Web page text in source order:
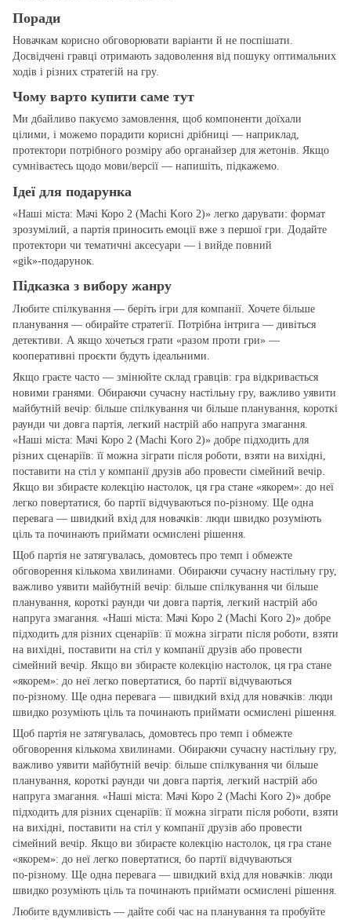
Поради
Новачкам корисно обговорювати варіанти й не поспішати.
Досвідчені гравці отримають задоволення від пошуку оптимальних
ходів і різних стратегій на гру.
Чому варто купити саме тут
Ми дбайливо пакуємо замовлення, щоб компоненти доїхали
цілими, і можемо порадити корисні дрібниці — наприклад,
протектори потрібного розміру або органайзер для жетонів. Якщо
сумніваєтесь щодо мови/версії — напишіть, підкажемо.
Ідеї для подарунка
«Наші міста: Мачі Коро 2 (Machi Koro 2)» легко дарувати: формат
зрозумілий, а партія приносить емоції вже з першої гри. Додайте
протектори чи тематичні аксесуари — і вийде повний
«gіk»‑подарунок.
Підказка з вибору жанру
Любите спілкування — беріть ігри для компанії. Хочете більше
планування — обирайте стратегії. Потрібна інтрига — дивіться
детективи. А якщо хочеться грати «разом проти гри» —
кооперативні проєкти будуть ідеальними.
Якщо граєте часто — змінюйте склад гравців: гра відкривається
новими гранями. Обираючи сучасну настільну гру, важливо уявити
майбутній вечір: більше спілкування чи більше планування, короткі
раунди чи довга партія, легкий настрій або напруга змагання.
«Наші міста: Мачі Коро 2 (Machi Koro 2)» добре підходить для
різних сценаріїв: її можна зіграти після роботи, взяти на вихідні,
поставити на стіл у компанії друзів або провести сімейний вечір.
Якщо ви збираєте колекцію настолок, ця гра стане «якорем»: до неї
легко повертатися, бо партії відчуваються по‑різному. Ще одна
перевага — швидкий вхід для новачків: люди швидко розуміють
ціль та починають приймати осмислені рішення.
Щоб партія не затягувалась, домовтесь про темп і обмежте
обговорення кількома хвилинами. Обираючи сучасну настільну гру,
важливо уявити майбутній вечір: більше спілкування чи більше
планування, короткі раунди чи довга партія, легкий настрій або
напруга змагання. «Наші міста: Мачі Коро 2 (Machi Koro 2)» добре
підходить для різних сценаріїв: її можна зіграти після роботи, взяти
на вихідні, поставити на стіл у компанії друзів або провести
сімейний вечір. Якщо ви збираєте колекцію настолок, ця гра стане
«якорем»: до неї легко повертатися, бо партії відчуваються
по‑різному. Ще одна перевага — швидкий вхід для новачків: люди
швидко розуміють ціль та починають приймати осмислені рішення.
Щоб партія не затягувалась, домовтесь про темп і обмежте
обговорення кількома хвилинами. Обираючи сучасну настільну гру,
важливо уявити майбутній вечір: більше спілкування чи більше
планування, короткі раунди чи довга партія, легкий настрій або
напруга змагання. «Наші міста: Мачі Коро 2 (Machi Koro 2)» добре
підходить для різних сценаріїв: її можна зіграти після роботи, взяти
на вихідні, поставити на стіл у компанії друзів або провести
сімейний вечір. Якщо ви збираєте колекцію настолок, ця гра стане
«якорем»: до неї легко повертатися, бо партії відчуваються
по‑різному. Ще одна перевага — швидкий вхід для новачків: люди
швидко розуміють ціль та починають приймати осмислені рішення.
Любите вдумливість — дайте собі час на планування та пробуйте